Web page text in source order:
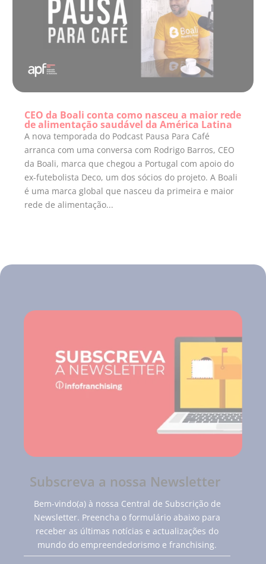
CEO da Boali conta como nasceu a maior rede
de alimentação saudável da América Latina
A nova temporada do Podcast Pausa Para Café
arranca com uma conversa com Rodrigo Barros, CEO
da Boali, marca que chegou a Portugal com apoio do
ex-futebolista Deco, um dos sócios do projeto. A Boali
é uma marca global que nasceu da primeira e maior
rede de alimentação...
Subscreva a nossa Newsletter
Bem-vindo(a) à nossa Central de Subscrição de
Newsletter. Preencha o formulário abaixo para
receber as últimas notícias e actualizações do
mundo do empreendedorismo e franchising.